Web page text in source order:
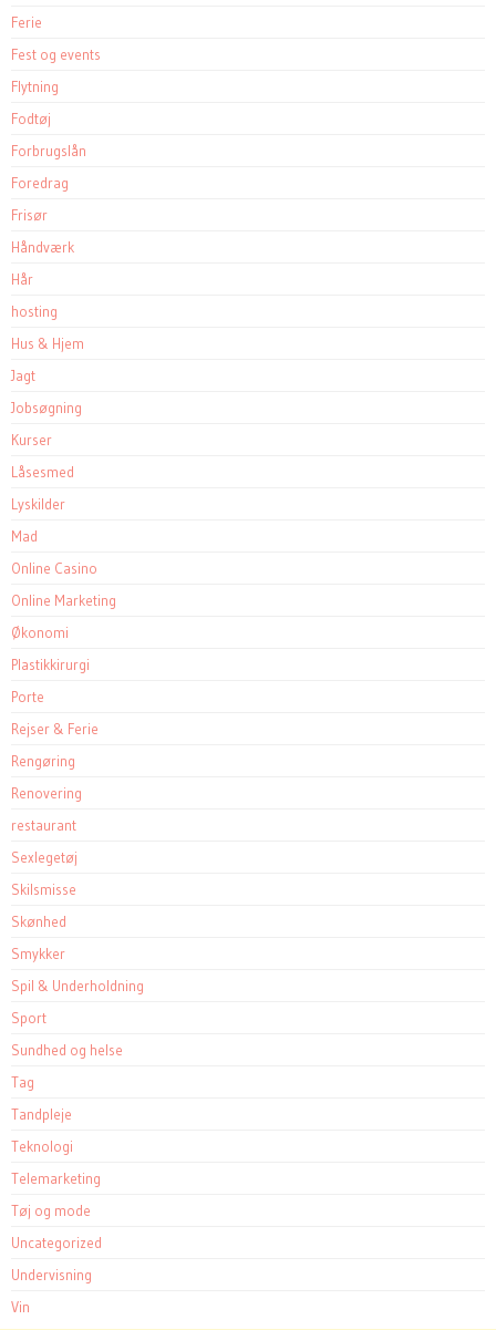
Ferie
Fest og events
Flytning
Fodtøj
Forbrugslån
Foredrag
Frisør
Håndværk
Hår
hosting
Hus & Hjem
Jagt
Jobsøgning
Kurser
Låsesmed
Lyskilder
Mad
Online Casino
Online Marketing
Økonomi
Plastikkirurgi
Porte
Rejser & Ferie
Rengøring
Renovering
restaurant
Sexlegetøj
Skilsmisse
Skønhed
Smykker
Spil & Underholdning
Sport
Sundhed og helse
Tag
Tandpleje
Teknologi
Telemarketing
Tøj og mode
Uncategorized
Undervisning
Vin